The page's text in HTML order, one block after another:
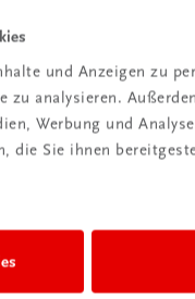
und Anzeigen zu
zu analysieren.
Werbung und
die Sie ihnen
der
eine